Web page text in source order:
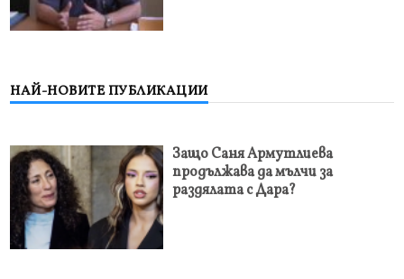
НАЙ-НОВИТЕ ПУБЛИКАЦИИ
Защо Саня Армутлиева
продължава да мълчи за
раздялата с Дара?